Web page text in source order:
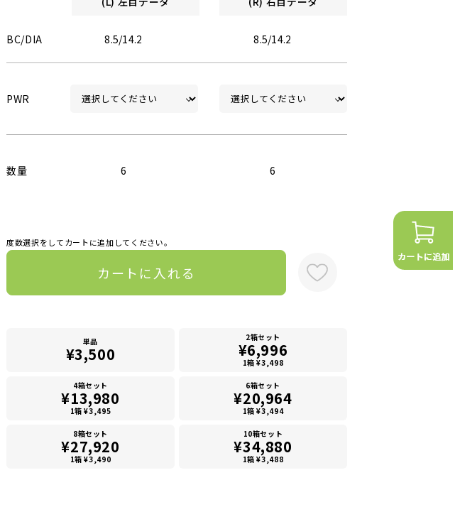
BC/DIA 8.5/14.2 8.5/14.2
PWR
数量 6 6
度数選択をしてカートに追加してください。
カートに入れる
単品
¥3,500
2箱セット
¥6,996
1箱 ¥3,498
4箱セット
¥13,980
1箱 ¥3,495
6箱セット
¥20,964
1箱 ¥3,494
8箱セット
¥27,920
1箱 ¥3,490
10箱セット
¥34,880
1箱 ¥3,488